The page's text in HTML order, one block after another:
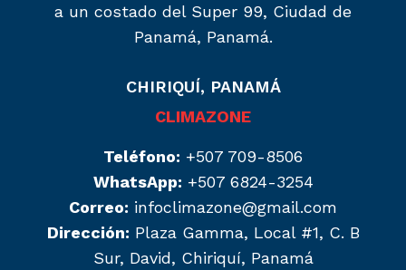
a un costado del Super 99, Ciudad de
Panamá, Panamá.
CHIRIQUÍ, PANAMÁ
CLIMAZONE
Teléfono: +507 709-8506
WhatsApp: +507 6824-3254
Correo: infoclimazone@gmail.com
Dirección: Plaza Gamma, Local #1, C. B
Sur, David, Chiriquí, Panamá